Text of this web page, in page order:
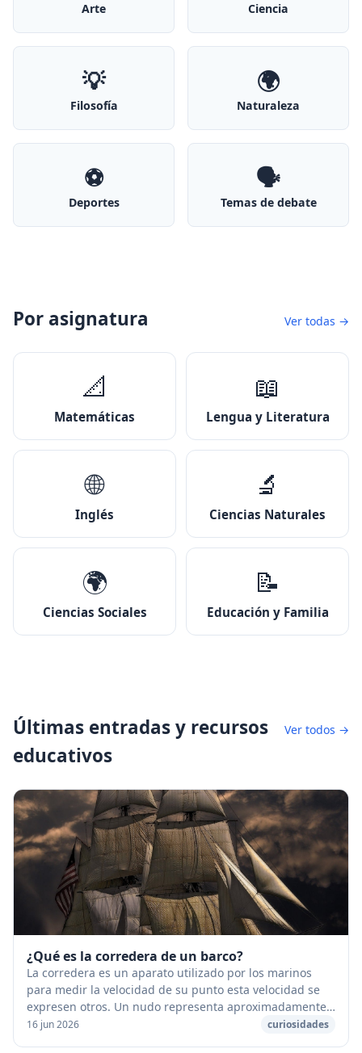
Arte Ciencia
💡
Filosofía
🌍
Naturaleza
⚽
Deportes
🗣️
Temas de debate
Por asignatura Ver todas →
📐
Matemáticas
📖
Lengua y Literatura
🌐
Inglés
🔬
Ciencias Naturales
🌍
Ciencias Sociales
📝
Educación y Familia
Últimas entradas y recursos
educativos
Ver todos →
¿Qué es la corredera de un barco?
La corredera es un aparato utilizado por los marinos
para medir la velocidad de su punto esta velocidad se
expresen otros. Un nudo representa aproximadamente
2 km/h. La velocidad de un barco se expres...
16 jun 2026 curiosidades